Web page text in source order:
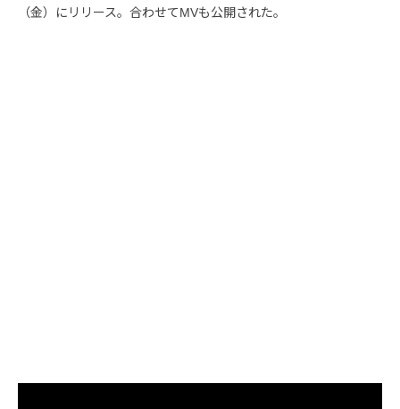
（金）にリリース。合わせてMVも公開された。